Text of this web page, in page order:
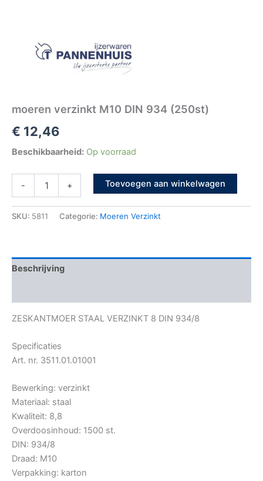
moeren verzinkt M10 DIN 934 (250st)
€ 12,46
Beschikbaarheid: Op voorraad
- + Toevoegen aan winkelwagen
SKU: 5811 Categorie: Moeren Verzinkt
Beschrijving
ZESKANTMOER STAAL VERZINKT 8 DIN 934/8
Specificaties
Art. nr. 3511.01.01001
Bewerking: verzinkt
Materiaal: staal
Kwaliteit: 8,8
Overdoosinhoud: 1500 st.
DIN: 934/8
Draad: M10
Verpakking: karton